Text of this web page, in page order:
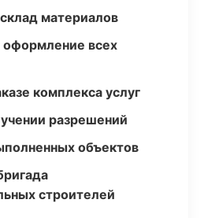
материалов
всех
комплекса услуг
разрешений
объектов
строителей